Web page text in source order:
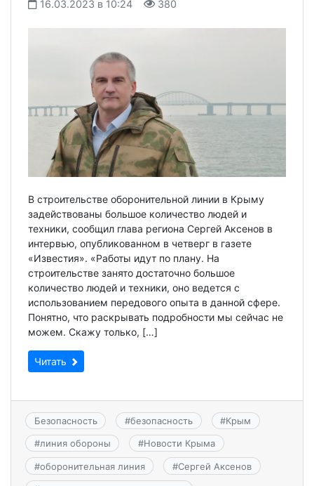
16.03.2023 в 10:24 380
В строительстве оборонительной линии в Крыму
задействованы большое количество людей и
техники, сообщил глава региона Сергей Аксенов в
интервью, опубликованном в четверг в газете
«Известия». «Работы идут по плану. На
строительстве занято достаточно большое
количество людей и техники, оно ведется с
использованием передового опыта в данной сфере.
Понятно, что раскрывать подробности мы сейчас не
можем. Скажу только, […]
Читать
Безопасность #безопасность #Крым
#линия обороны #Новости Крыма
#оборонительная линия #Сергей Аксенов